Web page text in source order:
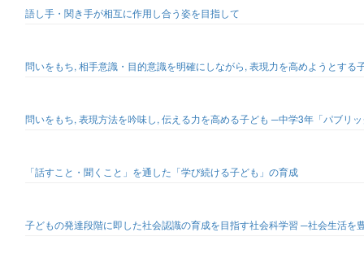
語し手・関き手が相互に作用し合う姿を目指して
問いをもち, 相手意識・目的意識を明確にしながら, 表現力を高めようとす
問いをもち, 表現方法を吟味し, 伝える力を高める子ども ─中学3年「パブリ
「話すこと・聞くこと」を通した「学び続ける子ども」の育成
子どもの発達段階に即した社会認識の育成を目指す社会科学習 ─社会生活